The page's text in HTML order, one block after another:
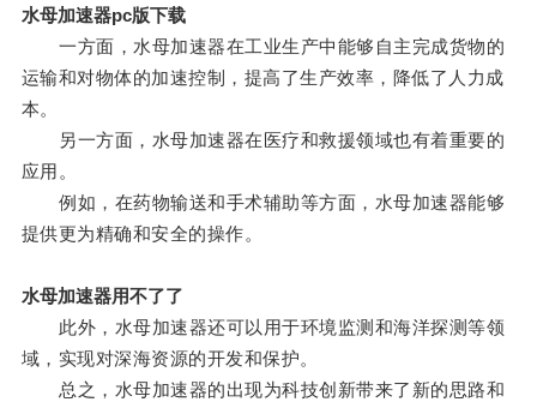
水母加速器pc版下载
一方面，水母加速器在工业生产中能够自主完成货物的
运输和对物体的加速控制，提高了生产效率，降低了人力成
本。
另一方面，水母加速器在医疗和救援领域也有着重要的
应用。
例如，在药物输送和手术辅助等方面，水母加速器能够
提供更为精确和安全的操作。
水母加速器用不了了
此外，水母加速器还可以用于环境监测和海洋探测等领
域，实现对深海资源的开发和保护。
总之，水母加速器的出现为科技创新带来了新的思路和